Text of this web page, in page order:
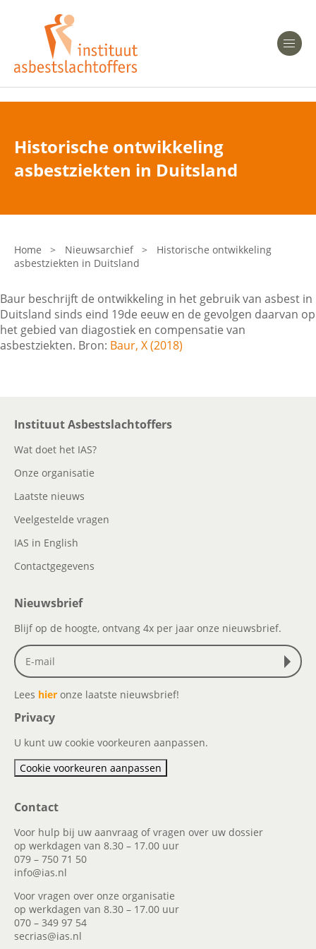
Heeft u Mesothelioom?
Heeft u Asbestose?
Bent u arts?
Asbest en Gezondheid
Laatste nieuws
Onze organisatie
Veelgestelde vragen
Historische ontwikkeling
asbestziekten in Duitsland
Home > Nieuwsarchief >
Historische ontwikkeling
asbestziekten in Duitsland
Baur beschrijft de ontwikkeling in het gebruik van asbest in
Duitsland sinds eind 19de eeuw en de gevolgen daarvan op
het gebied van diagostiek en compensatie van
asbestziekten. Bron: Baur, X (2018)
Instituut Asbestslachtoffers
Wat doet het IAS?
Onze organisatie
Laatste nieuws
Veelgestelde vragen
IAS in English
Contactgegevens
Nieuwsbrief
Blijf op de hoogte, ontvang 4x per jaar onze nieuwsbrief.
Lees hier onze laatste nieuwsbrief!
Privacy
U kunt uw cookie voorkeuren aanpassen.
Cookie voorkeuren aanpassen
Contact
Voor hulp bij uw aanvraag of vragen over uw dossier
op werkdagen van 8.30 – 17.00 uur
079 – 750 71 50
info@ias.nl
Voor vragen over onze organisatie
op werkdagen van 8.30 – 17.00 uur
070 – 349 97 54
secrias@ias.nl